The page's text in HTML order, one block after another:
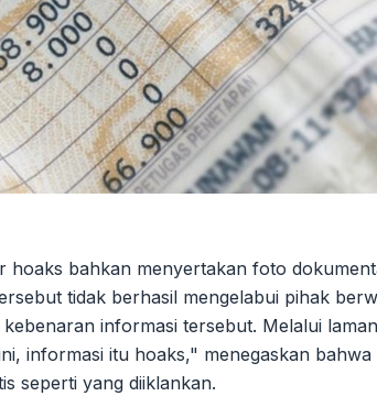
bahkan menyertakan foto
tidak berhasil mengelabui pihak
informasi tersebut. Melalui laman
informasi itu hoaks," menegaskan bahwa
seperti yang diiklankan.